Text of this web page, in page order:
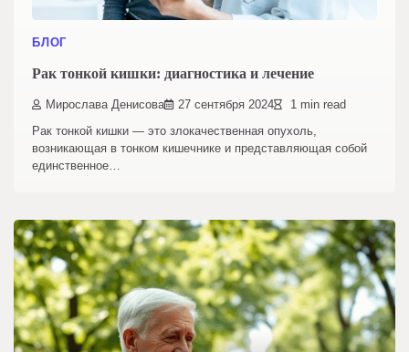
БЛОГ
Рак тонкой кишки: диагностика и лечение
Мирослава Денисова 27 сентября 2024 1 min read
Рак тонкой кишки — это злокачественная опухоль,
возникающая в тонком кишечнике и представляющая собой
единственное…